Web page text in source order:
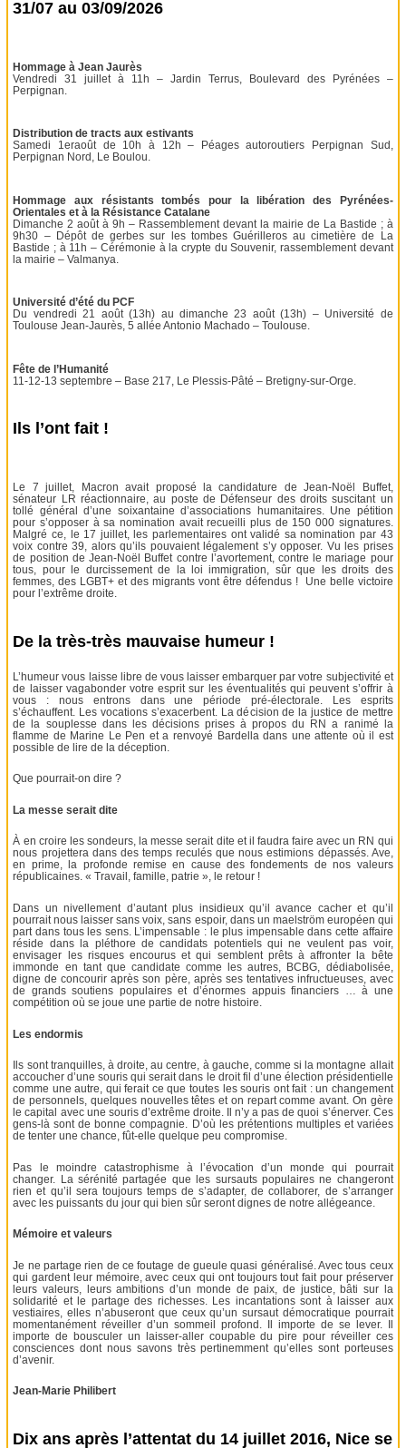
31/07 au 03/09/2026
Hommage à Jean Jaurès
Vendredi 31 juillet à 11h – Jardin Terrus, Boulevard des Pyrénées –
Perpignan.
Distribution de tracts aux estivants
Samedi 1eraoût de 10h à 12h – Péages autoroutiers Perpignan Sud,
Perpignan Nord, Le Boulou.
Hommage aux résistants tombés pour la libération des Pyrénées-
Orientales et à la Résistance Catalane
Dimanche 2 août à 9h – Rassemblement devant la mairie de La Bastide ; à
9h30 – Dépôt de gerbes sur les tombes Guérilleros au cimetière de La
Bastide ; à 11h – Cérémonie à la crypte du Souvenir, rassemblement devant
la mairie – Valmanya.
Université d’été du PCF
Du vendredi 21 août (13h) au dimanche 23 août (13h) – Université de
Toulouse Jean-Jaurès, 5 allée Antonio Machado – Toulouse.
Fête de l’Humanité
11-12-13 septembre – Base 217, Le Plessis-Pâté – Bretigny-sur-Orge.
Ils l’ont fait !
Le 7 juillet, Macron avait proposé la candidature de Jean-Noël Buffet,
sénateur LR réactionnaire, au poste de Défenseur des droits suscitant un
tollé général d’une soixantaine d’associations humanitaires. Une pétition
pour s’opposer à sa nomination avait recueilli plus de 150 000 signatures.
Malgré ce, le 17 juillet, les parlementaires ont validé sa nomination par 43
voix contre 39, alors qu’ils pouvaient légalement s’y opposer. Vu les prises
de position de Jean-Noël Buffet contre l’avortement, contre le mariage pour
tous, pour le durcissement de la loi immigration, sûr que les droits des
femmes, des LGBT+ et des migrants vont être défendus ! Une belle victoire
pour l’extrême droite.
De la très-très mauvaise humeur !
L’humeur vous laisse libre de vous laisser embarquer par votre subjectivité et
de laisser vagabonder votre esprit sur les éventualités qui peuvent s’offrir à
vous : nous entrons dans une période pré-électorale. Les esprits
s’échauffent. Les vocations s’exacerbent. La décision de la justice de mettre
de la souplesse dans les décisions prises à propos du RN a ranimé la
flamme de Marine Le Pen et a renvoyé Bardella dans une attente où il est
possible de lire de la déception.
Que pourrait-on dire ?
La messe serait dite
À en croire les sondeurs, la messe serait dite et il faudra faire avec un RN qui
nous projettera dans des temps reculés que nous estimions dépassés. Ave,
en prime, la profonde remise en cause des fondements de nos valeurs
républicaines. « Travail, famille, patrie », le retour !
Dans un nivellement d’autant plus insidieux qu’il avance cacher et qu’il
pourrait nous laisser sans voix, sans espoir, dans un maelström européen qui
part dans tous les sens. L’impensable : le plus impensable dans cette affaire
réside dans la pléthore de candidats potentiels qui ne veulent pas voir,
envisager les risques encourus et qui semblent prêts à affronter la bête
immonde en tant que candidate comme les autres, BCBG, dédiabolisée,
digne de concourir après son père, après ses tentatives infructueuses, avec
de grands soutiens populaires et d’énormes appuis financiers … à une
compétition où se joue une partie de notre histoire.
Les endormis
Ils sont tranquilles, à droite, au centre, à gauche, comme si la montagne allait
accoucher d’une souris qui serait dans le droit fil d’une élection présidentielle
comme une autre, qui ferait ce que toutes les souris ont fait : un changement
de personnels, quelques nouvelles têtes et on repart comme avant. On gère
le capital avec une souris d’extrême droite. Il n’y a pas de quoi s’énerver. Ces
gens-là sont de bonne compagnie. D’où les prétentions multiples et variées
de tenter une chance, fût-elle quelque peu compromise.
Pas le moindre catastrophisme à l’évocation d’un monde qui pourrait
changer. La sérénité partagée que les sursauts populaires ne changeront
rien et qu’il sera toujours temps de s’adapter, de collaborer, de s’arranger
avec les puissants du jour qui bien sûr seront dignes de notre allégeance.
Mémoire et valeurs
Je ne partage rien de ce foutage de gueule quasi généralisé. Avec tous ceux
qui gardent leur mémoire, avec ceux qui ont toujours tout fait pour préserver
leurs valeurs, leurs ambitions d’un monde de paix, de justice, bâti sur la
solidarité et le partage des richesses. Les incantations sont à laisser aux
vestiaires, elles n’abuseront que ceux qu’un sursaut démocratique pourrait
momentanément réveiller d’un sommeil profond. Il importe de se lever. Il
importe de bousculer un laisser-aller coupable du pire pour réveiller ces
consciences dont nous savons très pertinemment qu’elles sont porteuses
d’avenir.
Jean-Marie Philibert
Dix ans après l’attentat du 14 juillet 2016, Nice se